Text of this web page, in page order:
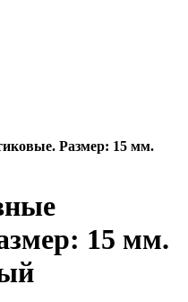
Размер: 15 мм.
15 мм.